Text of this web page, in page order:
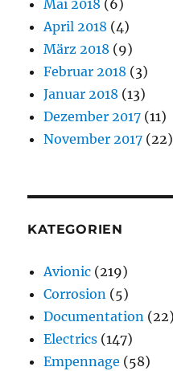
Mai 2018 (6)
April 2018 (4)
März 2018 (9)
Februar 2018 (3)
Januar 2018 (13)
Dezember 2017 (11)
November 2017 (22)
KATEGORIEN
Avionic (219)
Corrosion (5)
Documentation (22)
Electrics (147)
Empennage (58)